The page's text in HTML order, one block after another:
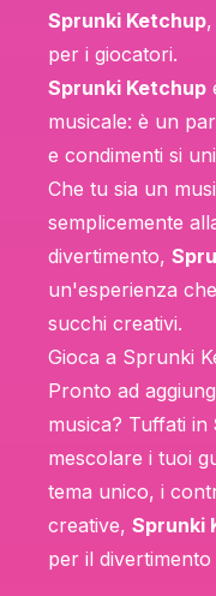
Sprunki Ketchup
per i giocatori.
Sprunki Ketchup
musicale: è un
e condimenti si
Che tu sia un
semplicemente
divertimento,
un'esperienza
succhi creativi.
Gioca a Sprunki
Pronto ad
musica? Tuffati in
mescolare i tuoi
tema unico, i
creative, Sprunki
per il divertimento